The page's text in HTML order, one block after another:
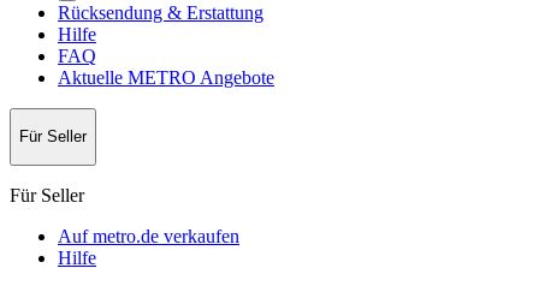
Rücksendung & Erstattung
Hilfe
FAQ
Aktuelle METRO Angebote
Für Seller
Für Seller
Auf metro.de verkaufen
Hilfe